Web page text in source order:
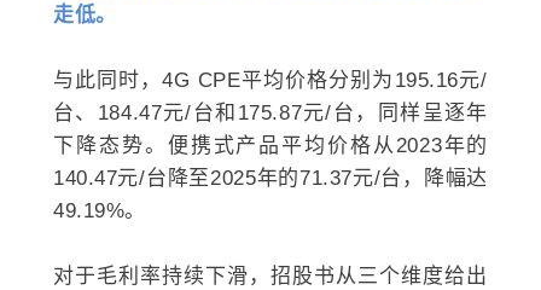
走低。
与此同时，4G CPE平均价格分别为195.16元/
台、184.47元/台和175.87元/台，同样呈逐年
下降态势。便携式产品平均价格从2023年的
140.47元/台降至2025年的71.37元/台，降幅达
49.19%。
对于毛利率持续下滑，招股书从三个维度给出